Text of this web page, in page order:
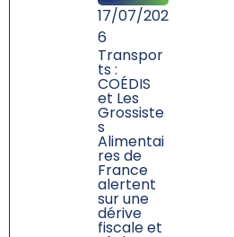
17/07/202
6
Transpor
ts :
COÉDIS
et Les
Grossiste
s
Alimentai
res de
France
alertent
sur une
dérive
fiscale et